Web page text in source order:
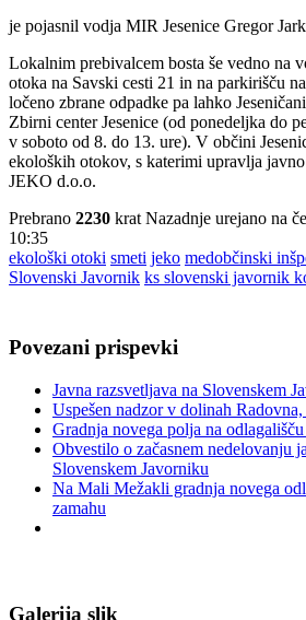
je pojasnil vodja MIR Jesenice Gregor
Lokalnim prebivalcem bosta še vedno na
otoka na Savski cesti 21 in na parkirišču
ločeno zbrane odpadke pa lahko
Zbirni center Jesenice (od ponedeljka do
v soboto od 8. do 13. ure). V občini
ekoloških otokov, s katerimi upravlja
JEKO d.o.o.
Prebrano 2230 krat Nazadnje urejano na
10:35
ekološki otoki smeti jeko medobčinski
Slovenski Javornik ks slovenski javornik
Povezani prispevki
Javna razsvetljava na Slovenskem
Uspešen nadzor v dolinah
Gradnja novega polja na
Obvestilo o začasnem nedelovanju
Slovenskem Javorniku
Na Mali Mežakli gradnja novega
zamahu
Galerija slik